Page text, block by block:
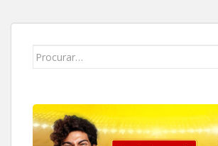
Search